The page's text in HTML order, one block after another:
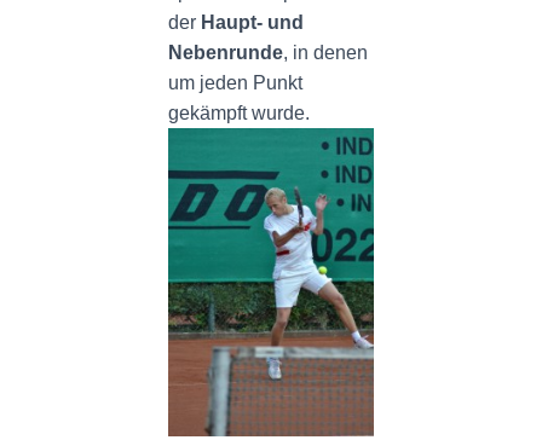
der Haupt- und
Nebenrunde, in denen
um jeden Punkt
gekämpft wurde.